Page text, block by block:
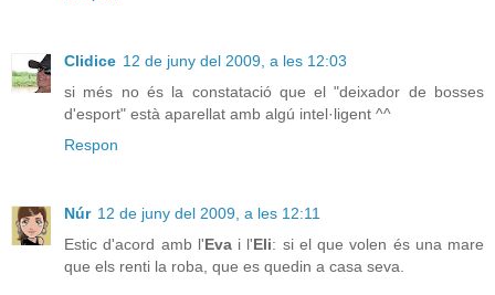
Clidice 12 de juny del 2009, a les 12:03
si més no és la constatació que el "deixador de bosses
d'esport" està aparellat amb algú intel·ligent ^^
Respon
Núr 12 de juny del 2009, a les 12:11
Estic d'acord amb l'Evai l'Eli: si el que volen és una mare
que els renti la roba, que es quedin a casa seva.